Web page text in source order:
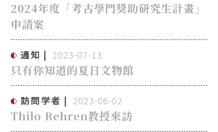
2024年度「考古學門獎助研究生計畫」
申請案
通知 2023-07-13
只有你知道的夏日文物館
訪問学者 2023-06-02
Thilo Rehren教授來訪